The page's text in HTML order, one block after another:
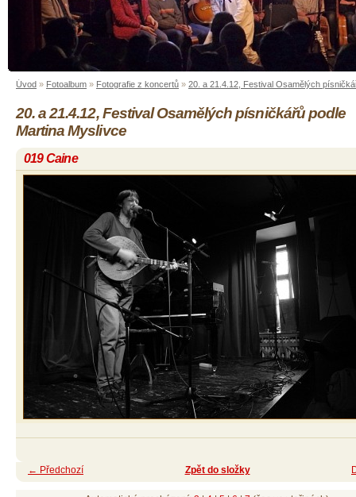
Úvod » Fotoalbum » Fotografie z koncertů » 20. a 21.4.12, Festival Osamělých
20. a 21.4.12, Festival Osamělých písničkářů podle
Martina Myslivce
019 Caine
← Předchozí Zpět do složky